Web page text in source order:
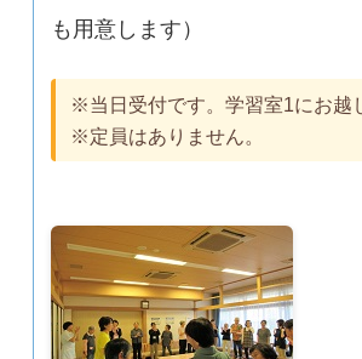
も用意します）
※当日受付です。学習室1にお越
※定員はありません。